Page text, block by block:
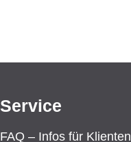
Service
FAQ – Infos für Klienten